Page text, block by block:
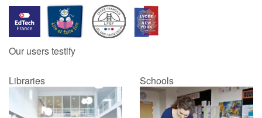
Our users testify
Libraries Schools